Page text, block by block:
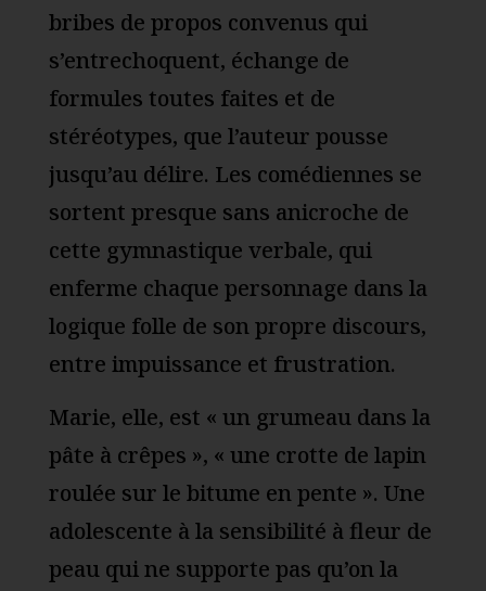
bribes de propos convenus qui
s’entrechoquent, échange de
formules toutes faites et de
stéréotypes, que l’auteur pousse
jusqu’au délire. Les comédiennes se
sortent presque sans anicroche de
cette gymnastique verbale, qui
enferme chaque personnage dans la
logique folle de son propre discours,
entre impuissance et frustration.
Marie, elle, est « un grumeau dans la
pâte à crêpes », « une crotte de lapin
roulée sur le bitume en pente ». Une
adolescente à la sensibilité à fleur de
peau qui ne supporte pas qu’on la